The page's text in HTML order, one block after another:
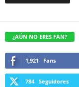
¿AÚN NO ERES FAN?
1,921 Fans
784 Seguidores